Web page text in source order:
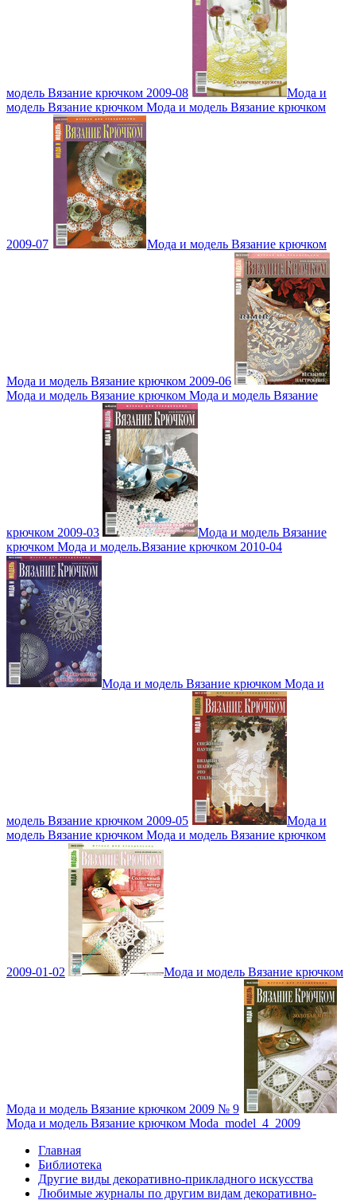
модель Вязание крючком 2009-08
Мода и
модель Вязание крючком Мода и модель Вязание крючком
2009-07 Мода и модель Вязание крючком
Мода и модель Вязание крючком 2009-06
Мода и модель Вязание крючком Мода и модель Вязание
крючком 2009-03
Мода и модель Вязание
крючком Мода и модель.Вязание крючком 2010-04
Мода и модель Вязание крючком Мода и
модель Вязание крючком 2009-05
Мода и
модель Вязание крючком Мода и модель Вязание крючком
2009-01-02 Мода и модель Вязание крючком
Мода и модель Вязание крючком 2009 № 9
Мода и модель Вязание крючком Moda_model_4_2009
Главная
Библиотека
Другие виды декоративно-прикладного искусства
Любимые журналы по другим видам декоративно-